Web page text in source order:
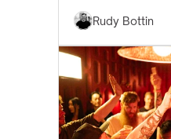
Rudy Bottin